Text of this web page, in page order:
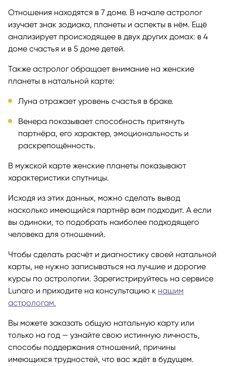
Отношения находятся в 7 доме. В начале астролог
изучает знак зодиака, планеты и аспекты в нём. Ещё
анализирует происходящее в двух других домах: в 4
доме счастья и в 5 доме детей.
Также астролог обращает внимание на женские
планеты в натальной карте:
Луна отражает уровень счастья в браке.
Венера показывает способность притянуть
партнёра, его характер, эмоциональность и
раскрепощённость.
В мужской карте женские планеты показывают
характеристики спутницы.
Исходя из этих данных, можно сделать вывод
насколько имеющийся партнёр вам подходит. А если
вы одиноки, то подобрать наиболее подходящего
человека для отношений.
Чтобы сделать расчёт и диагностику своей натальной
карты, не нужно записываться на лучшие и дорогие
курсы по астрологии. Зарегистрируйтесь на сервисе
Lunaro и приходите на консультацию к нашим
астрологам.
Вы можете заказать общую натальную карту или
только на год — узнайте свою истинную личность,
способы поддержания отношений, причины
имеющихся трудностей, что вас ждёт в будущем.